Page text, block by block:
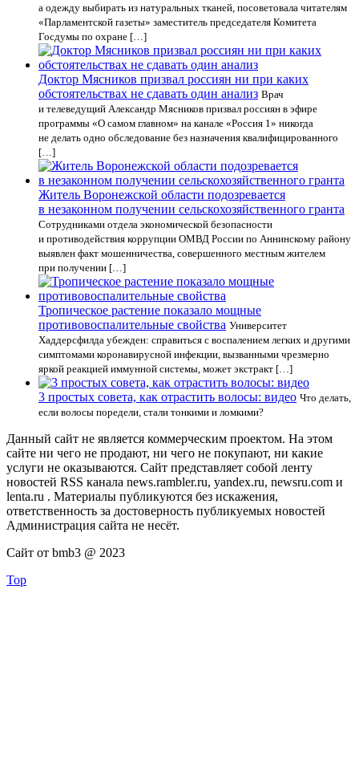
а одежду выбирать из натуральных тканей, посоветовала читателям
«Парламентской газеты» заместитель председателя Комитета
Госдумы по охране […]
Доктор Мясников призвал россиян ни при каких
обстоятельствах не сдавать один анализ Врач
и телеведущий Александр Мясников призвал россиян в эфире
программы «О самом главном» на канале «Россия 1» никогда
не делать одно обследование без назначения квалифицированного
[…]
Житель Воронежской области подозревается
в незаконном получении сельскохозяйственного гранта
Сотрудниками отдела экономической безопасности
и противодействия коррупции ОМВД России по Аннинскому району
выявлен факт мошенничества, совершенного местным жителем
при получении […]
Тропическое растение показало мощные
противовоспалительные свойства Университет
Хаддерсфилда убежден: справиться с воспалением легких и другими
симптомами коронавирусной инфекции, вызванными чрезмерно
яркой реакцией иммунной системы, может экстракт […]
3 простых совета, как отрастить волосы: видео Что делать,
если волосы поредели, стали тонкими и ломкими?
Данный сайт не является коммерческим проектом. На этом
сайте ни чего не продают, ни чего не покупают, ни какие
услуги не оказываются. Сайт представляет собой ленту
новостей RSS канала news.rambler.ru, yandex.ru, newsru.com и
lenta.ru . Материалы публикуются без искажения,
ответственность за достоверность публикуемых новостей
Администрация сайта не несёт.
Сайт от bmb3 @ 2023
Top